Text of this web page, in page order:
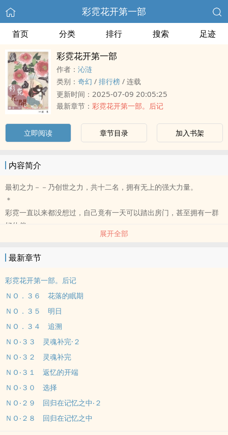
彩霓花开第一部
首页 分类 排行 搜索 足迹
彩霓花开第一部
作者： 沁涟
类别： 奇幻 / 排行榜 / 连载
更新时间： 2025-07-09 20:05:25
最新章节： 彩霓花开第一部。后记
立即阅读 章节目录 加入书架
内容简介
最初之力－－乃创世之力，共十二名，拥有无上的强‎大‌‍力‎‌量。
＊
彩霓一直以来都没想过，自己竟有一天可以踏出房门，甚至拥有一群
好伙伴。
只是因为拥有了，所以在被背叛的时候才会失落绝望－－
如果可以再活一次，我依然会选择替他死去，却不会再爱过一遍。
展开全部
最新章节
彩霓花开第一部。后记
ＮＯ．３６ 花落的眠期
ＮＯ．３５ 明日
ＮＯ．３４ 追溯
ＮＯ‧３３ 灵魂补完·２
ＮＯ‧３２ 灵魂补完
ＮＯ‧３１ 返忆的开端
ＮＯ‧３０ 选择
ＮＯ‧２９ 回归在记忆之中‧２
ＮＯ‧２８ 回归在记忆之中